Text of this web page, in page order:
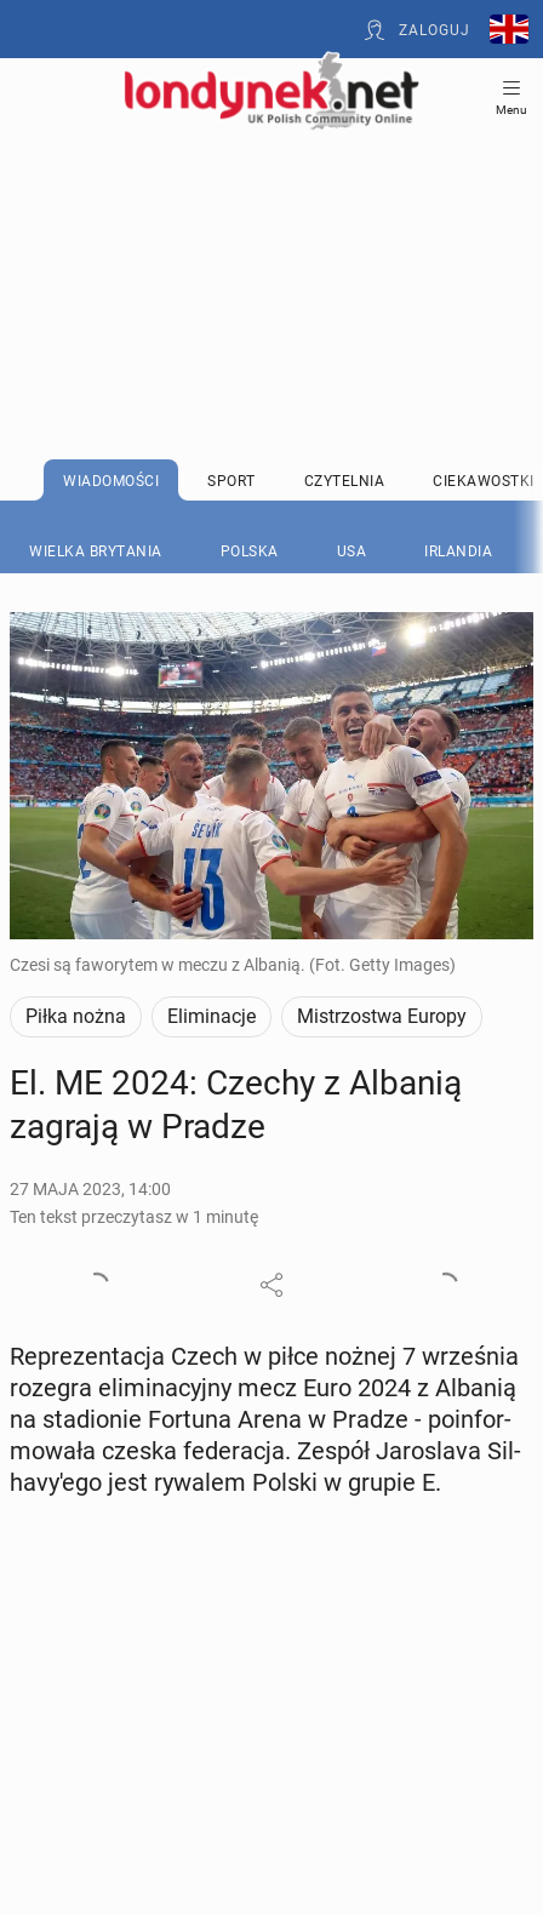
ZALOGUJ
Menu
WIADOMOŚCI SPORT CZYTELNIA CIEKAWOSTKI
WIELKA BRYTANIA POLSKA USA IRLANDIA
Czesi są faworytem w meczu z Albanią. (Fot. Getty Images)
Piłka nożna Eliminacje Mistrzostwa Europy
El. ME 2024: Czechy z Albanią
zagrają w Pradze
27 MAJA 2023, 14:00
Ten tekst przeczytasz w 1 minutę
Re­pre­zen­ta­cja Czech w piłce nożnej 7 wrze­śnia
rozegra eli­mi­na­cyj­ny mecz Euro 2024 z Albanią
na sta­dio­nie Fortuna Arena w Pradze - po­in­for­
mo­wa­ła czeska fe­de­ra­cja. Zespół Ja­ro­sla­va Sil­
ha­vy­'e­go jest rywalem Polski w grupie E.